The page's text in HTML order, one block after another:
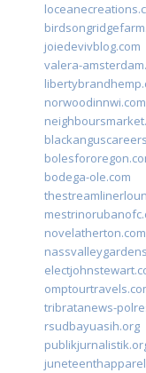
joiedevivblog.com
valera-
norwoodinnwi.com
bodega-ole.com
novelatherton.com
tribratanews-
rsudbayuasih.org